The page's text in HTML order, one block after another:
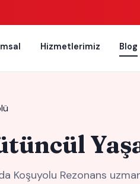
Hizmetlerimiz Blog
Koşuyolu Rezonans